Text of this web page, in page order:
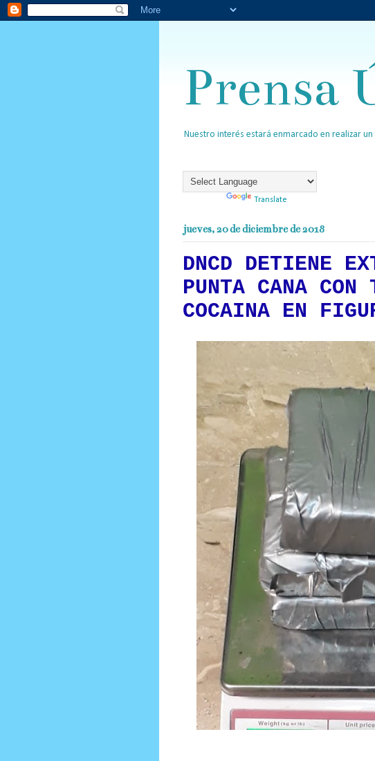
Prensa
Nuestro interés estará enmarcado en realizar
Translate
jueves, 20 de diciembre de 2018
DNCD DETIENE
PUNTA CANA CON
COCAINA EN